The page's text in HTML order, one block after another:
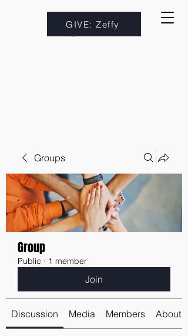
GIVE: Zeffy
Groups
Group
Public · 1 member
Join
Discussion Media Members About